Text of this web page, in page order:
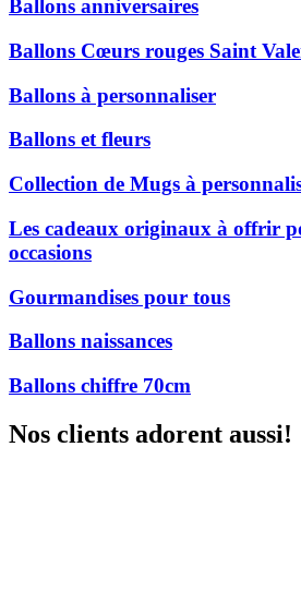
Ballons anniversaires
Ballons Cœurs rouges Saint
Ballons à personnaliser
Ballons et fleurs
Collection de Mugs à
Les cadeaux originaux à offrir
occasions
Gourmandises pour tous
Ballons naissances
Ballons chiffre 70cm
Nos clients adorent aussi!